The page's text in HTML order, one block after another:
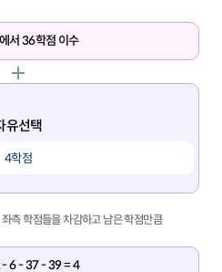
서 36학점 이수
유선택
4학점
측 학점들을 차감하고 남은 학점만큼
6 - 37 - 39 = 4